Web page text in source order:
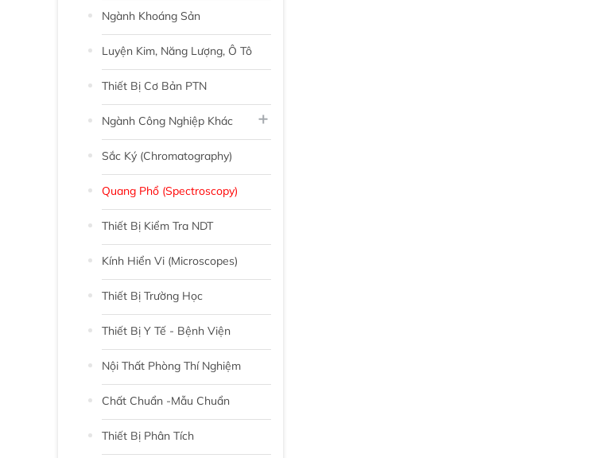
Ngành Khoáng Sản
Luyện Kim, Năng Lượng, Ô Tô
Thiết Bị Cơ Bản PTN
Ngành Công Nghiệp Khác
Sắc Ký (chromatography)
Quang Phổ (Spectroscopy)
Thiết Bị Kiểm Tra NDT
Kính Hiển Vi (Microscopes)
Thiết Bị Trường Học
Thiết Bị Y Tế - Bệnh Viện
Nội Thất Phòng Thí Nghiệm
Chất Chuẩn -Mẫu Chuẩn
Thiết Bị Phân Tích